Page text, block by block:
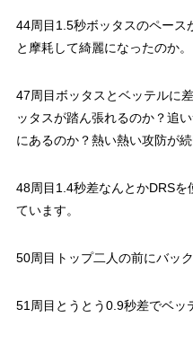
44周目1.5秒ボッタスのペース
と摩耗して綺麗になったのか。
47周目ボッタスとベッテルに
ッタスが踏ん張れるのか？追
にあるのか？熱い熱い攻防が続
48周目1.4秒差なんとかDRSを
ています。
50周目トップ二人の前にバッ
51周目とうとう0.9秒差でベッ